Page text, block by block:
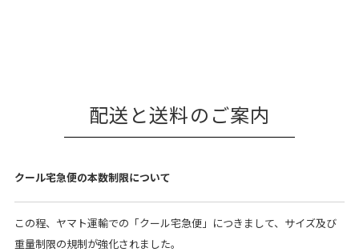
配送と送料のご案内
クール宅急便の本数制限について
この程、ヤマト運輸での「クール宅急便」につきまして、サイズ及び
重量制限の規制が強化されました。